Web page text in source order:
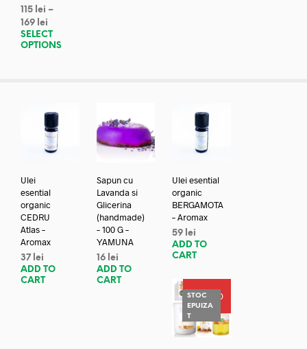
115 lei –
169 lei
SELECT
OPTIONS
Ulei
esential
organic
CEDRU
Atlas –
Aromax
37 lei
ADD TO
CART
Sapun cu
Lavanda si
Glicerina
(handmade)
– 100 G –
YAMUNA
16 lei
ADD TO
CART
Ulei esential
organic
BERGAMOTA
– Aromax
59 lei
ADD TO
CART
PROMO
STOC
EPUIZA
T